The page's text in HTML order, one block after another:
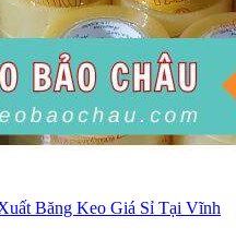
Băng Keo Giá Sỉ Tại Vĩnh